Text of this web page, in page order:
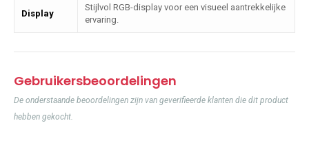
Display
Stijlvol RGB-display voor een visueel aantrekkelijke
ervaring.
Gebruikersbeoordelingen
De onderstaande beoordelingen zijn van geverifieerde klanten die dit product
hebben gekocht.